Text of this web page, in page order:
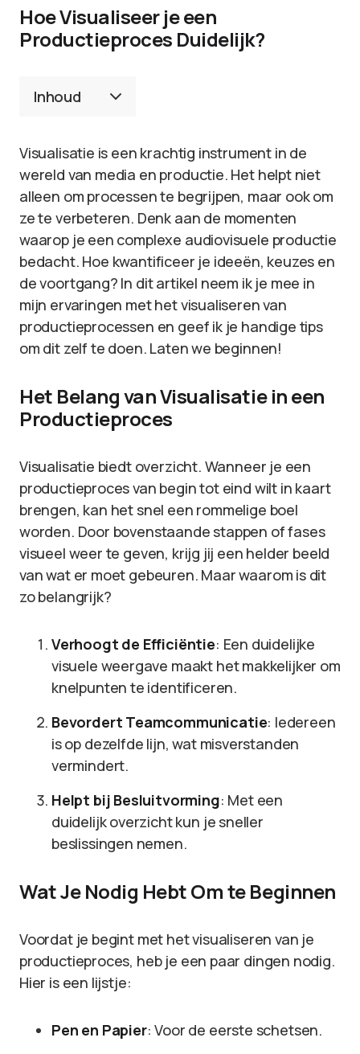
Hoe Visualiseer je een
Productieproces Duidelijk?
Inhoud
Visualisatie is een krachtig instrument in de
wereld van media en productie. Het helpt niet
alleen om processen te begrijpen, maar ook om
ze te verbeteren. Denk aan de momenten
waarop je een complexe audiovisuele productie
bedacht. Hoe kwantificeer je ideeën, keuzes en
de voortgang? In dit artikel neem ik je mee in
mijn ervaringen met het visualiseren van
productieprocessen en geef ik je handige tips
om dit zelf te doen. Laten we beginnen!
Het Belang van Visualisatie in een
Productieproces
Visualisatie biedt overzicht. Wanneer je een
productieproces van begin tot eind wilt in kaart
brengen, kan het snel een rommelige boel
worden. Door bovenstaande stappen of fases
visueel weer te geven, krijg jij een helder beeld
van wat er moet gebeuren. Maar waarom is dit
zo belangrijk?
Verhoogt de Efficiëntie: Een duidelijke
visuele weergave maakt het makkelijker om
knelpunten te identificeren.
Bevordert Teamcommunicatie: Iedereen
is op dezelfde lijn, wat misverstanden
vermindert.
Helpt bij Besluitvorming: Met een
duidelijk overzicht kun je sneller
beslissingen nemen.
Wat Je Nodig Hebt Om te Beginnen
Voordat je begint met het visualiseren van je
productieproces, heb je een paar dingen nodig.
Hier is een lijstje:
Pen en Papier: Voor de eerste schetsen.